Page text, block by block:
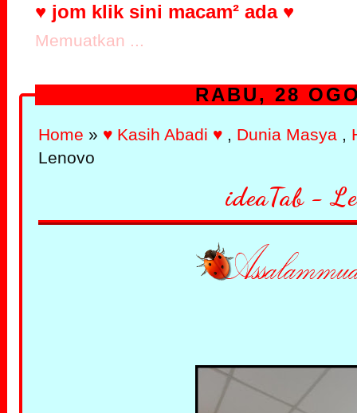
♥ jom klik sini macam² ada ♥
Memuatkan ...
RABU, 28
Home » ♥ Kasih Abadi ♥ Dunia Masya
Lenovo
ideaTab -